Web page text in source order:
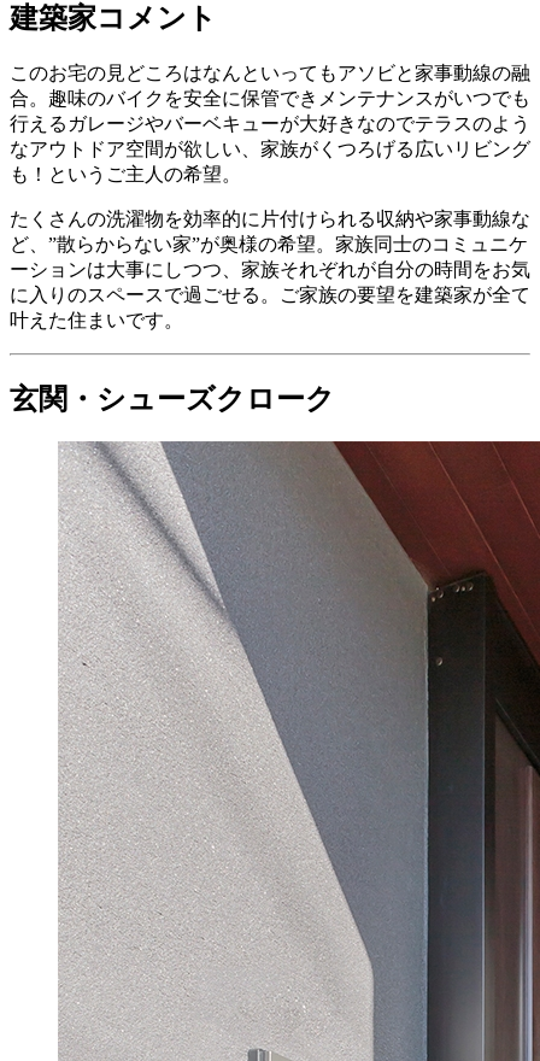
建築家コメント
このお宅の見どころはなんといってもアソビと家事動線の融
合。趣味のバイクを安全に保管できメンテナンスがいつでも
行えるガレージやバーベキューが大好きなのでテラスのよう
なアウトドア空間が欲しい、家族がくつろげる広いリビング
も！というご主人の希望。
たくさんの洗濯物を効率的に片付けられる収納や家事動線な
ど、”散らからない家”が奥様の希望。家族同士のコミュニケ
ーションは大事にしつつ、家族それぞれが自分の時間をお気
に入りのスペースで過ごせる。ご家族の要望を建築家が全て
叶えた住まいです。
玄関・シューズクローク